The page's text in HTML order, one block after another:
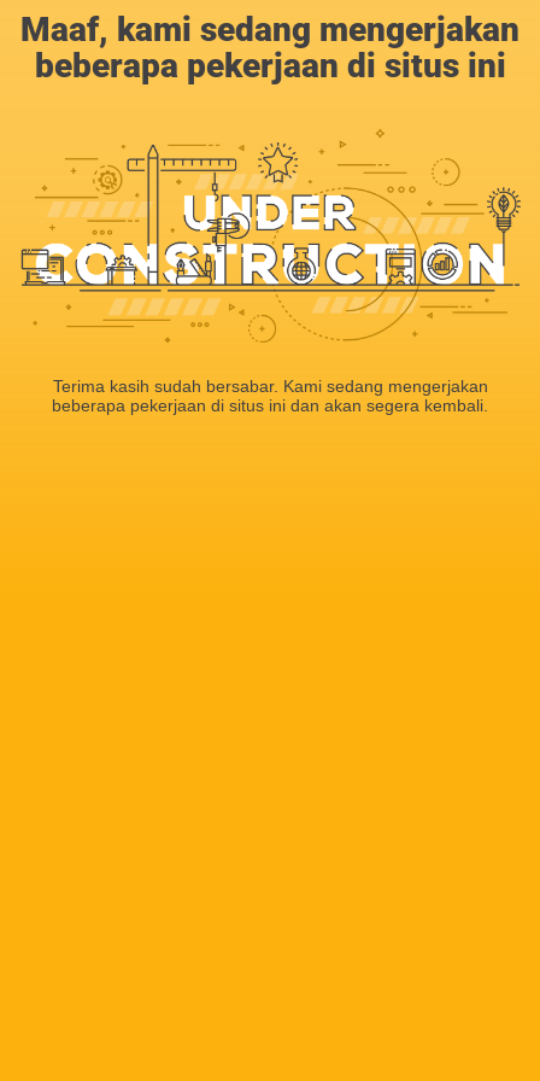
Maaf, kami sedang mengerjakan
beberapa pekerjaan di situs ini
Terima kasih sudah bersabar. Kami sedang mengerjakan
beberapa pekerjaan di situs ini dan akan segera kembali.